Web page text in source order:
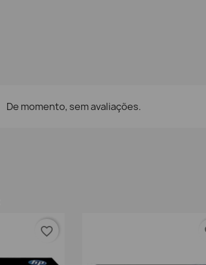
De momento, sem avaliações.
favorite_border